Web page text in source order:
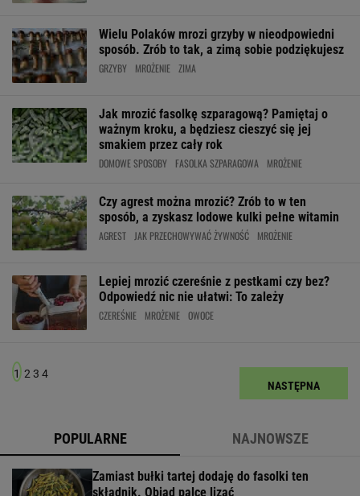
Wielu Polaków mrozi grzyby w nieodpowiedni
sposób. Zrób to tak, a zimą sobie podziękujesz
GRZYBY MROŻENIE ZIMA
Jak mrozić fasolkę szparagową? Pamiętaj o
ważnym kroku, a będziesz cieszyć się jej
smakiem przez cały rok
DOMOWE SPOSOBY FASOLKA SZPARAGOWA MROŻENIE
Czy agrest można mrozić? Zrób to w ten
sposób, a zyskasz lodowe kulki pełne witamin
AGREST JAK PRZECHOWYWAĆ ŻYWNOŚĆ MROŻENIE
Lepiej mrozić czereśnie z pestkami czy bez?
Odpowiedź nic nie ułatwi: To zależy
CZEREŚNIE MROŻENIE OWOCE
1 2 3 4
NASTĘPNA
POPULARNE NAJNOWSZE
Zamiast bułki tartej dodaję do fasolki ten
składnik. Obiad palce lizać